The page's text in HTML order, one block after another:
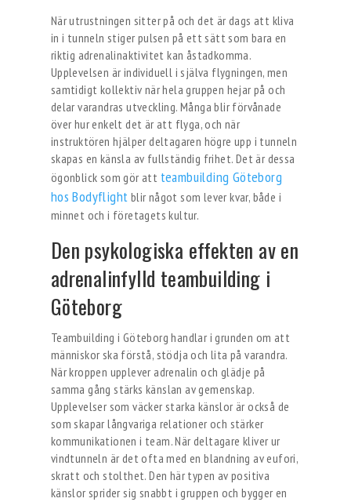
När utrustningen sitter på och det är dags att kliva
in i tunneln stiger pulsen på ett sätt som bara en
riktig adrenalinaktivitet kan åstadkomma.
Upplevelsen är individuell i själva flygningen, men
samtidigt kollektiv när hela gruppen hejar på och
delar varandras utveckling. Många blir förvånade
över hur enkelt det är att flyga, och när
instruktören hjälper deltagaren högre upp i tunneln
skapas en känsla av fullständig frihet. Det är dessa
ögonblick som gör att teambuilding Göteborg
hos Bodyflight blir något som lever kvar, både i
minnet och i företagets kultur.
Den psykologiska effekten av en
adrenalinfylld teambuilding i
Göteborg
Teambuilding i Göteborg handlar i grunden om att
människor ska förstå, stödja och lita på varandra.
När kroppen upplever adrenalin och glädje på
samma gång stärks känslan av gemenskap.
Upplevelser som väcker starka känslor är också de
som skapar långvariga relationer och stärker
kommunikationen i team. När deltagare kliver ur
vindtunneln är det ofta med en blandning av eufori,
skratt och stolthet. Den här typen av positiva
känslor sprider sig snabbt i gruppen och bygger en